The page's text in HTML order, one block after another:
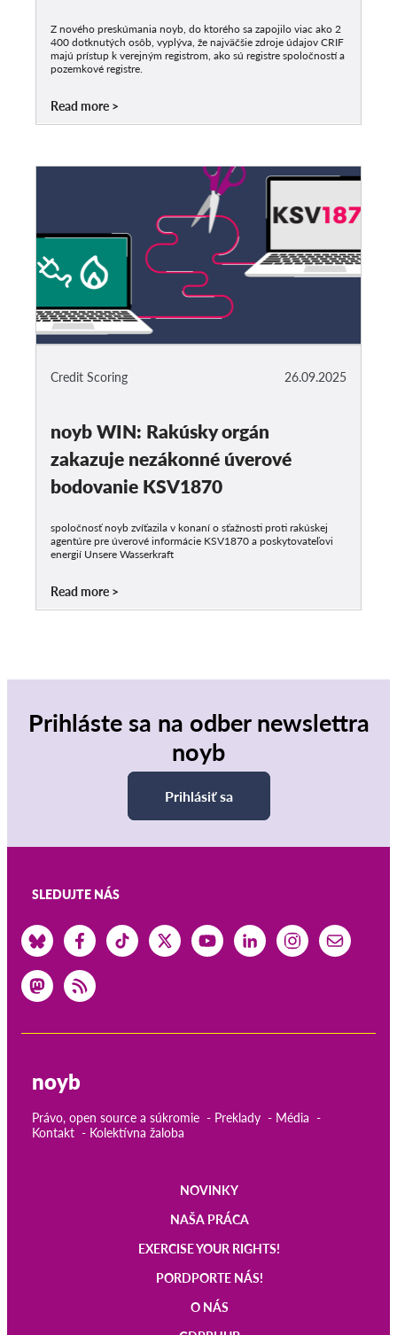
Z nového preskúmania noyb, do ktorého sa zapojilo viac ako 2
400 dotknutých osôb, vyplýva, že najväčšie zdroje údajov CRIF
majú prístup k verejným registrom, ako sú registre spoločností a
pozemkové registre.
Read more
26.09.2025
Credit Scoring
noyb WIN: Rakúsky orgán
zakazuje nezákonné úverové
bodovanie KSV1870
spoločnosť noyb zvíťazila v konaní o sťažnosti proti rakúskej
agentúre pre úverové informácie KSV1870 a poskytovateľovi
energií Unsere Wasserkraft
Read more
Prihláste sa na odber newslettra
noyb
Prihlásiť sa
SLEDUJTE NÁS
noyb
Právo, open source a súkromie Preklady
Média
Kontakt
Kolektívna žaloba
NOVINKY
NAŠA PRÁCA
EXERCISE YOUR RIGHTS!
PORDPORTE NÁS!
O NÁS